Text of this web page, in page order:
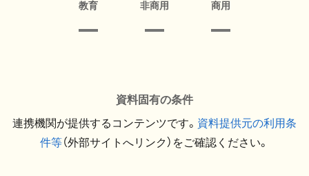
教育 非商用 商用
資料固有の条件
連携機関が提供するコンテンツです。 資料提供元の利用条
件等（外部サイトへリンク）をご確認ください。